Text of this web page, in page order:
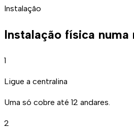
Instalação
Instalação física numa
1
Ligue a centralina
Uma só cobre até 12 andares.
2